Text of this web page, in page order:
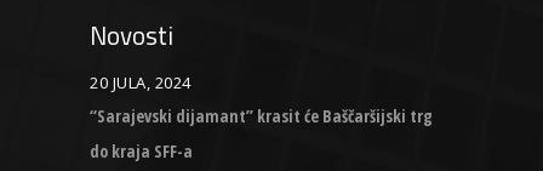
Novosti
20 JULA, 2024
“Sarajevski dijamant” krasit će Baščaršijski trg
do kraja SFF-a